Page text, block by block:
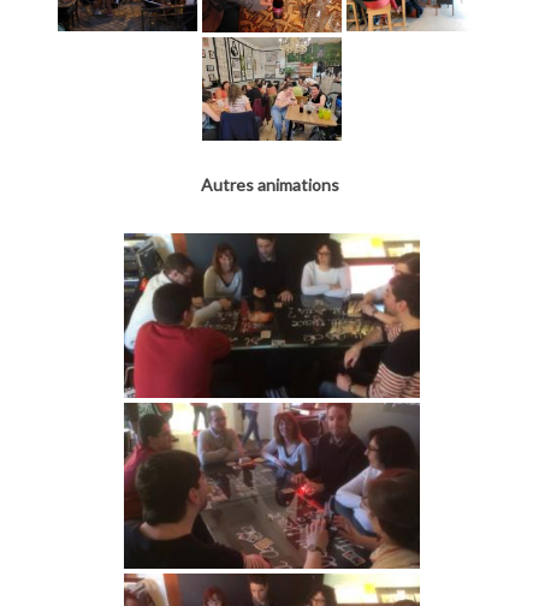
Autres animations